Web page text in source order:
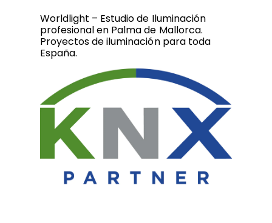
Worldlight – Estudio de Iluminación
profesional en Palma de Mallorca.
Proyectos de iluminación para toda
España.